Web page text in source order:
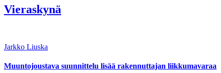
Vieraskynä
Jarkko Liuska
Muuntojoustava suunnittelu lisää rakennuttajan liikkumavaraa